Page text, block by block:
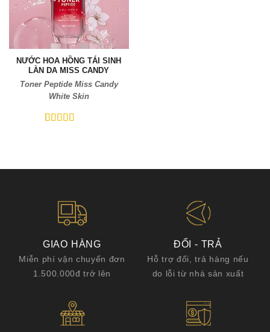
NƯỚC HOA HỒNG TÁI SINH
LÀN DA MISS CANDY
Toner Peptide Miss Candy
White Skin
GIAO HÀNG
Miễn phí vận chuyển đơn
1.500.000đ trở lên
ĐỔI - TRẢ
Hỗ trợ đổi, trả hàng nếu
do lỗi từ nhà sản xuất